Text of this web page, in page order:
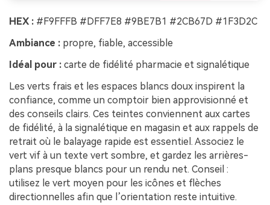
HEX : #F9FFFB #DFF7E8 #9BE7B1 #2CB67D #1F3D2C
Ambiance : propre, fiable, accessible
Idéal pour : carte de fidélité pharmacie et signalétique
Les verts frais et les espaces blancs doux inspirent la
confiance, comme un comptoir bien approvisionné et
des conseils clairs. Ces teintes conviennent aux cartes
de fidélité, à la signalétique en magasin et aux rappels de
retrait où le balayage rapide est essentiel. Associez le
vert vif à un texte vert sombre, et gardez les arrières-
plans presque blancs pour un rendu net. Conseil :
utilisez le vert moyen pour les icônes et flèches
directionnelles afin que l’orientation reste intuitive.